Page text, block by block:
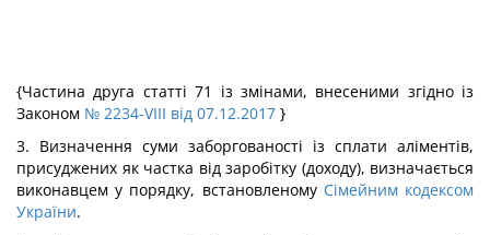
{Частина друга статті 71 із змінами, внесеними згідно із
Законом № 2234-VIII від 07.12.2017 }
3. Визначення суми заборгованості із сплати аліментів,
присуджених як частка від заробітку (доходу), визначається
виконавцем у порядку, встановленому Сімейним кодексом
України.